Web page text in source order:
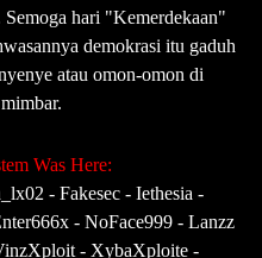
hari "Kemerdekaan"
demokrasi itu gaduh
atau omon-omon di
Was Here:
- Fakesec - Iethesia -
- NoFace999 - Lanzz
- XybaXploite -